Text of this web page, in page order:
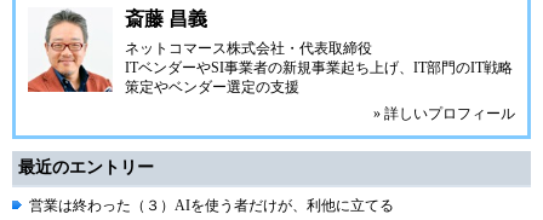
斎藤 昌義
ネットコマース株式会社 ・代表取締役
ITベンダーやSI事業者の新規事業起ち上げ、IT部門のIT戦略
策定やベンダー選定の支援
» 詳しいプロフィール
最近のエントリー
営業は終わった（３）AIを使う者だけが、利他に立てる